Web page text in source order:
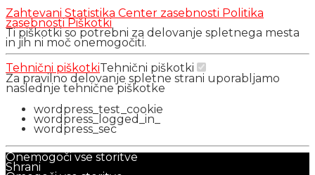
Zahtevani Statistika Center zasebnosti Politika
zasebnosti Piškotki
Ti piškotki so potrebni za delovanje spletnega mesta
in jih ni moč onemogočiti.
Tehnični piškotkiTehnični piškotki
Za pravilno delovanje spletne strani uporabljamo
naslednje tehnične piškotke
wordpress_test_cookie
wordpress_logged_in_
wordpress_sec
Onemogoči vse storitve
Shrani